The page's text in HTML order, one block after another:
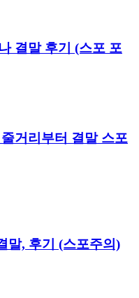
결말 후기 (스포 포
거리부터 결말 스포
말, 후기 (스포주의)